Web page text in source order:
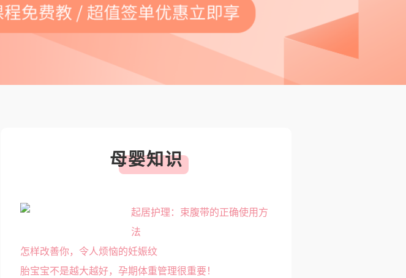
母婴知识
起居护理：束腹带的正确使用方
法
怎样改善你，令人烦恼的妊娠纹
胎宝宝不是越大越好，孕期体重管理很重要！